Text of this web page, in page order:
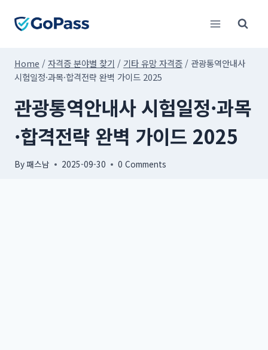
Home /자격증 분야별 찾기 / 기타 유망 자격증/ 관광통역안내사
시험일정·과목·합격전략 완벽 가이드 2025
관광통역안내사 시험일정·과목
·합격전략 완벽 가이드 2025
By패스남 2025-09-30 0 Comments